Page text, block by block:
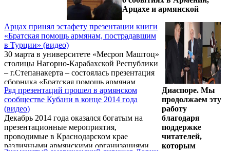
впервые напечатанного в 1897 г. в Москве.
Переводчик, составитель и редактор
современного сборника - доцент
Кубанского госуниверситета, профессор
РАЕН, общественный деятель Александр
Хачиянц. Переиздание книги им ...
Арцах принял эстафету презентации книги
«Братская помощь армянам, пострадавшим
в Турции» (видео)
30 марта в университете «Месроп Маштоц»
столицы Нагорно-Карабахской Республики
– г.Степанакерта – состоялась презентация
сборника «Братская помощь армянам,
пострадавшим в Турции». Вышедшая в свет
в 2014 году в Краснодаре книга, является
переизданием одноимённого сборника,
впервые напечатанного в 1897 году в
Москве. Переводчик, составитель и
редактор книги, доцент Кубанского
государственного университета, профессор
Ряд презентаций прошел в армянском
сообществе Кубани в конце 2014 года
(видео)
Декабрь 2014 года оказался богатым на
презентационные мероприятия,
проводимые в Краснодарском крае
различными армянскими организациями.
Арцахе и армянской
Диаспоре. Мы
продолжаем эту
работу
благодаря
поддержке
читателей,
которым